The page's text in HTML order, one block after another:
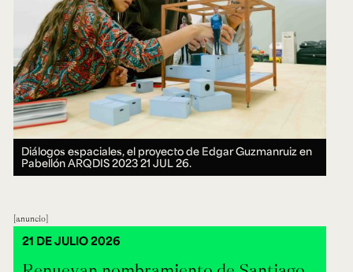
Diálogos espaciales, el proyecto de Edgar Guzmanruiz en
Pabellón ARQDIS 202321 JUL 26.
anuncio
21 DE JULIO 2026